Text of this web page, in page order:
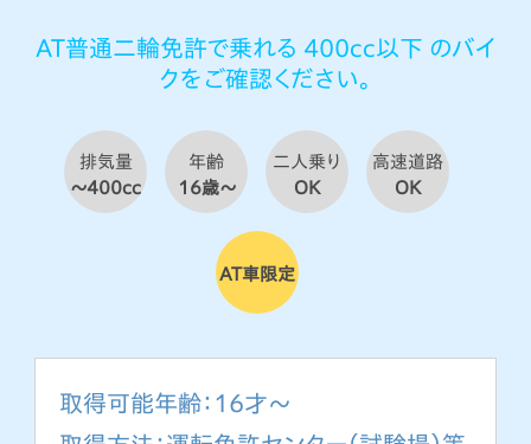
AT普通二輪免許で乗れる 400cc以下 のバイ
クをご確認ください。
排気量
〜400cc
年齢
16歳〜
二人乗り
OK
高速道路
OK
AT車限定
取得可能年齢：16才～